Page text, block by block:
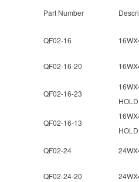
Part Number
QF02-16
QF02-16-20
QF02-16-23
QF02-16-13
QF02-24
QF02-24-20